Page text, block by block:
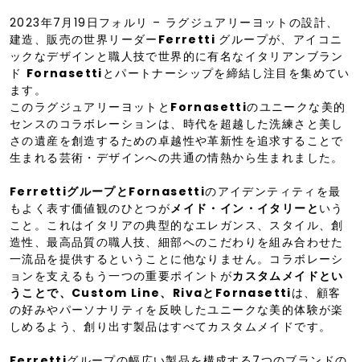
2023年7月19日フォルリ – ラグジュアリーヨットの設計、
建造、販売の世界リーダー Ferretti グループが、アイコニ
ックなデザインと職人技で世界的に有名なイタリアンブラン
ド Fornasetti とパートナーシップを締結し注目を集めてい
ます。
このラグジュアリーヨットと Fornasettiのユニークな美的
センスのコラボレーションは、時代を超越した洗練さと美し
さの遺産を創造するための卓越性や革新性を追求することで
生まれる芸術・デザインへの共通の情熱から生まれました。
FerrettiグループとFornasettiのアイデンティティを最
もよく表す価値観のひとつがメイド・イン・イタリーと いう
こと。これはイタリアの典型的なエレガンス、スタイル、創
造性、最高品質の職人技、細部へのこだわりを組み合わせた
一流品を提供するということに他なりません。コラボレーシ
ョンを支えるもう一つの重要ポイントがカスタムメイドとい
うことで、Custom Line、RivaとFornasettiは、顧客
の好みやパーソナリティを反映したユニークな美的体験が楽
しめるよう、創り出す製品はすべてカスタムメイドです。